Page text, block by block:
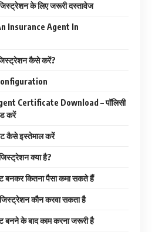
के लिए जरूरी दस्तावेज
Insurance Agent In
कैसे करें?
Certificate Download – पॉलिसी
करें
कैसे इस्तेमाल करें
क्या है?
कितना पैसा कमा सकते हैं
कौन करवा सकता है
के बाद काम करना जरूरी है